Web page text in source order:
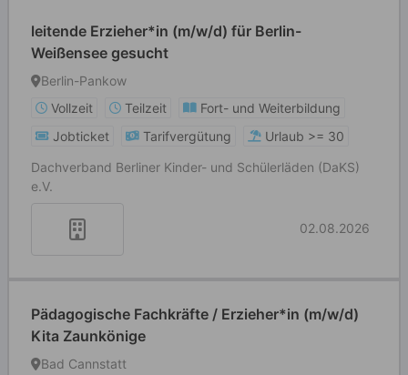
leitende Erzieher*in (m/w/d) für Berlin-
Weißensee gesucht
Berlin-Pankow
Vollzeit
Teilzeit
Fort- und Weiterbildung
Jobticket
Tarifvergütung
Urlaub >= 30
Dachverband Berliner Kinder- und Schülerläden (DaKS)
e.V.
02.08.2026
Pädagogische Fachkräfte / Erzieher*in (m/w/d)
Kita Zaunkönige
Bad Cannstatt